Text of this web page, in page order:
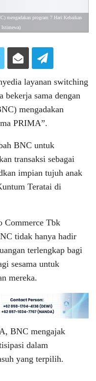
mengadakan program 7 Hari Kebaikan
Istimewa)
layanan switching
bekerja sama dengan
mengadakan
PRIMA”.
BNC untuk
transaksi sebagai
impian tujuh anak
Teratai di
Commerce Tbk
tidak hanya hadir
terlengkap bagi
sesama untuk
mereka.
BNC mengajak
dalam
yang terpilih.